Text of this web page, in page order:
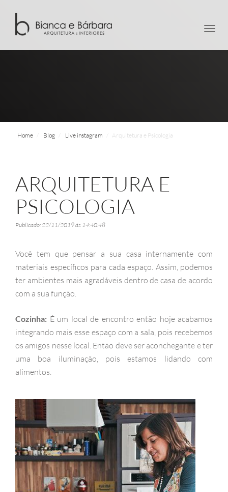
Home Blog Live instagram Arquitetura e Psicologia
ARQUITETURA E
PSICOLOGIA
Publicado: 22/11/2019 às 14:40:48
Você tem que pensar a sua casa internamente com
materiais específicos para cada espaço. Assim, podemos
ter ambientes mais agradáveis dentro de casa de acordo
com a sua função.
Cozinha: É um local de encontro então hoje acabamos
integrando mais esse espaço com a sala, pois recebemos
os amigos nesse local. Então deve ser aconchegante e ter
uma boa iluminação, pois estamos lidando com
alimentos.